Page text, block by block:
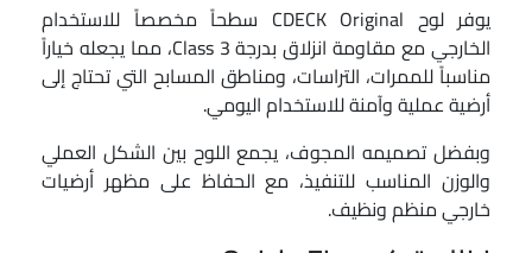
يوفر لوح CDECK Original سطحاً مخصصاً للاستخدام
الخارجي مع مقاومة انزلاق بدرجة Class 3، مما يجعله خياراً
مناسباً للممرات، التراسات، ومناطق المسابح التي تحتاج إلى
أرضية عملية وآمنة للاستخدام اليومي.
وبفضل تصميمه المجوف، يجمع اللوح بين الشكل العملي
والوزن المناسب للتنفيذ، مع الحفاظ على مظهر أرضيات
خارجي منظم ونظيف.